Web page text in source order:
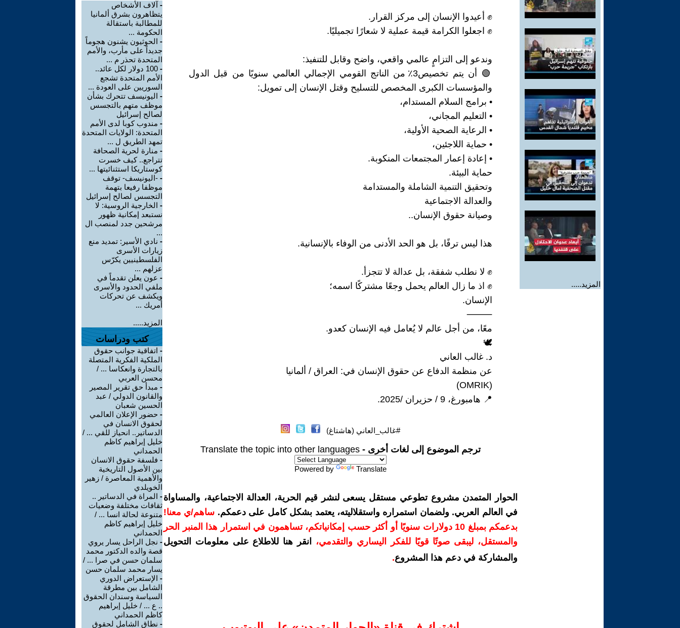
المزيد.....
✊ أعيدوا الإنسان إلى مركز القرار.
✊ اجعلوا الكرامة قيمة عملية لا شعارًا تجميليًا.
وندعو إلى التزامٍ عالمي واقعي، واضح وقابل للتنفيذ:
🟢 أن يتم تخصيص3٪ من الناتج القومي الإجمالي العالمي سنويًا من قبل الدول
والمؤسسات الكبرى المخصص للتسليح وقتل الإنسان إلى تمويل:
• برامج السلام المستدام،
• التعليم المجاني،
• الرعاية الصحية الأولية،
• حماية اللاجئين،
• إعادة إعمار المجتمعات المنكوبة.
حماية البيئة.
وتحقيق التنمية الشاملة والمستدامة
والعدالة الاجتماعية
وصيانة حقوق الإنسان..
هذا ليس ترفًا، بل هو الحد الأدنى من الوفاء بالإنسانية.
✊ لا نطلب شفقة، بل عدالة لا تتجزأ.
✊ اذ ما زال العالم يحمل وجعًا مشتركًا اسمه؛
الإنسان.
⸻
معًا، من أجل عالم لا يُعامل فيه الإنسان كعدو.
🕊
د. غالب العاني
عن منظمة الدفاع عن حقوق الإنسان في: العراق / ألمانيا
(OMRIK)
📍 هامبورغ، 9 / حزيران /2025.
#غالب_العاني (هاشتاغ)
ترجم الموضوع إلى لغات أخرى - Translate the topic into other languages
Powered by Translate
الحوار المتمدن مشروع تطوعي مستقل يسعى لنشر قيم الحرية، العدالة الاجتماعية، والمساواة
في العالم العربي. ولضمان استمراره واستقلاليته، يعتمد بشكل كامل على دعمكم. ساهم/ي معنا!
بدعمكم بمبلغ 10 دولارات سنويًا أو أكثر حسب إمكانياتكم، تساهمون في استمرار هذا المنبر الحر
والمستقل، ليبقى صوتًا قويًا للفكر اليساري والتقدمي،
انقر هنا للاطلاع على معلومات التحويل
والمشاركة في دعم هذا المشروع.
- آلاف الأشخاص
يتظاهرون بشرق ألمانيا
للمطالبة باستقالة
الحكومة ...
- الحوثيون يشنون هجوماً
جديداً على مأرب، والأمم
المتحدة تحذر م ...
-
100 دولار لكل عائد..
الأمم المتحدة تشجع
السوريين على العودة ...
- اليونيسف تتحرك بشأن
موظف متهم بالتجسس
لصالح إسرائيل
- مندوب كوبا لدى الأمم
المتحدة: الولايات المتحدة
تمهد الطريق ل ...
- منارة لحرية الصحافة
تتراجع.. كيف خسرت
كوستاريكا استثنائيتها ...
- -اليونيسف- توقف
موظفا رفيعا بتهمة
التجسس لصالح إسرائيل
- الخارجية الروسية: لا
نستبعد إمكانية ظهور
مرشحين جدد لمنصب ال
...
- نادي الأسير: تمديد منع
زيارات الأسرى
الفلسطينيين يكرّس
عزلهم ...
- عون يعلن تقدماً في
ملفي الحدود والأسرى
ويكشف عن تحركات
أمريك ...
المزيد.....
كتب ودراسات
- اتفاقية جوانب حقوق
الملكية الفكرية المتصلة
بالتجارة وانعكاسا ... /
محسن العربي
- مبدأ حق تقرير المصير
والقانون الدولي / عبد
الحسين شعبان
- حضور الإعلان العالمي
لحقوق الانسان في
الدساتير.. انحياز للقي ... /
خليل إبراهيم كاظم
الحمداني
- فلسفة حقوق الانسان
بين الأصول التاريخية
والأهمية المعاصرة / زهير
الخويلدي
- المراة في الدساتير ..
ثقافات مختلفة وضعيات
متنوعة لحالة انسا ... /
خليل إبراهيم كاظم
الحمداني
- نجل الراحل يسار يروي
قصة والده الدكتور محمد
سلمان حسن في صرا ... /
يسار محمد سلمان حسن
- الإستعراض الدوري
الشامل بين مطرقة
السياسة وسندان الحقوق
.. ع ... / خليل إبراهيم
كاظم الحمداني
- نطاق الشامل لحقوق